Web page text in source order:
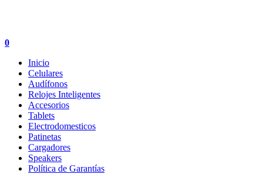
0
Inicio
Celulares
Audífonos
Relojes Inteligentes
Accesorios
Tablets
Electrodomesticos
Patinetas
Cargadores
Speakers
Política de Garantías